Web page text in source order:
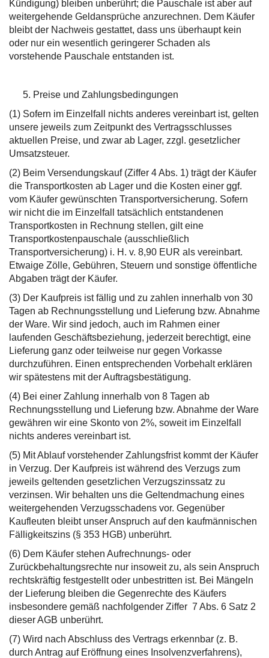
Kündigung) bleiben unberührt; die Pauschale ist aber auf
weitergehende Geldansprüche anzurechnen. Dem Käufer
bleibt der Nachweis gestattet, dass uns überhaupt kein
oder nur ein wesentlich geringerer Schaden als
vorstehende Pauschale entstanden ist.
Preise und Zahlungsbedingungen
(1) Sofern im Einzelfall nichts anderes vereinbart ist, gelten
unsere jeweils zum Zeitpunkt des Vertragsschlusses
aktuellen Preise, und zwar ab Lager, zzgl. gesetzlicher
Umsatzsteuer.
(2) Beim Versendungskauf (Ziffer 4 Abs. 1) trägt der Käufer
die Transportkosten ab Lager und die Kosten einer ggf.
vom Käufer gewünschten Transportversicherung. Sofern
wir nicht die im Einzelfall tatsächlich entstandenen
Transportkosten in Rechnung stellen, gilt eine
Transportkostenpauschale (ausschließlich
Transportversicherung) i. H. v. 8,90 EUR als vereinbart.
Etwaige Zölle, Gebühren, Steuern und sonstige öffentliche
Abgaben trägt der Käufer.
(3) Der Kaufpreis ist fällig und zu zahlen innerhalb von 30
Tagen ab Rechnungsstellung und Lieferung bzw. Abnahme
der Ware. Wir sind jedoch, auch im Rahmen einer
laufenden Geschäftsbeziehung, jederzeit berechtigt, eine
Lieferung ganz oder teilweise nur gegen Vorkasse
durchzuführen. Einen entsprechenden Vorbehalt erklären
wir spätestens mit der Auftragsbestätigung.
(4) Bei einer Zahlung innerhalb von 8 Tagen ab
Rechnungsstellung und Lieferung bzw. Abnahme der Ware
gewähren wir eine Skonto von 2%, soweit im Einzelfall
nichts anderes vereinbart ist.
(5) Mit Ablauf vorstehender Zahlungsfrist kommt der Käufer
in Verzug. Der Kaufpreis ist während des Verzugs zum
jeweils geltenden gesetzlichen Verzugszinssatz zu
verzinsen. Wir behalten uns die Geltendmachung eines
weitergehenden Verzugsschadens vor. Gegenüber
Kaufleuten bleibt unser Anspruch auf den kaufmännischen
Fälligkeitszins (§ 353 HGB) unberührt.
(6) Dem Käufer stehen Aufrechnungs- oder
Zurückbehaltungsrechte nur insoweit zu, als sein Anspruch
rechtskräftig festgestellt oder unbestritten ist. Bei Mängeln
der Lieferung bleiben die Gegenrechte des Käufers
insbesondere gemäß nachfolgender Ziffer 7 Abs. 6 Satz 2
dieser AGB unberührt.
(7) Wird nach Abschluss des Vertrags erkennbar (z. B.
durch Antrag auf Eröffnung eines Insolvenzverfahrens),